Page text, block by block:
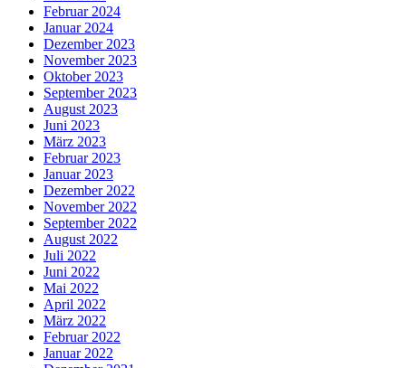
Februar 2024
Januar 2024
Dezember 2023
November 2023
Oktober 2023
September 2023
August 2023
Juni 2023
März 2023
Februar 2023
Januar 2023
Dezember 2022
November 2022
September 2022
August 2022
Juli 2022
Juni 2022
Mai 2022
April 2022
März 2022
Februar 2022
Januar 2022